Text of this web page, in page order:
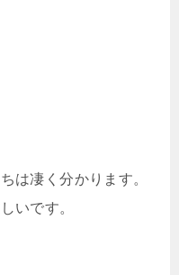
は凄く分かります。
いです。